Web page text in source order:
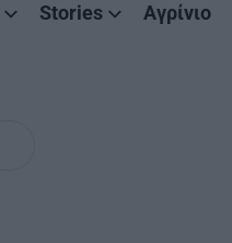
Stories Αγρίνιο